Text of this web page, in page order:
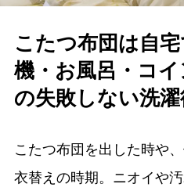
こたつ布団は自
機・お風呂・コ
の失敗しない洗
こたつ布団を出した時や
衣替えの時期。ニオイや